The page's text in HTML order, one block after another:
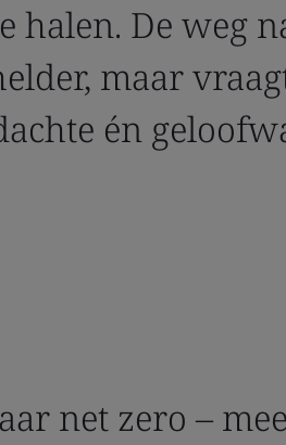
halen. De weg
maar
én
net zero –